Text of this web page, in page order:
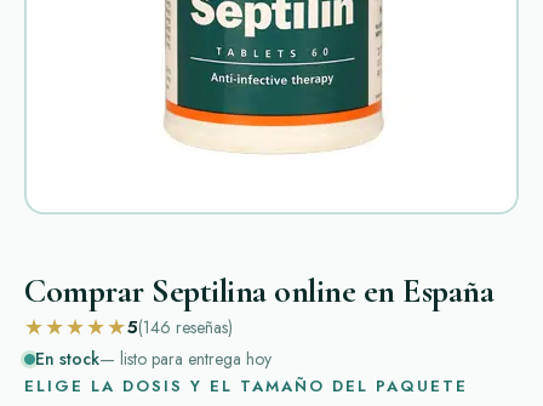
Comprar Septilina online en España
★★★★★5(146 reseñas)
En stock— listo para entrega hoy
ELIGE LA DOSIS Y EL TAMAÑO DEL PAQUETE